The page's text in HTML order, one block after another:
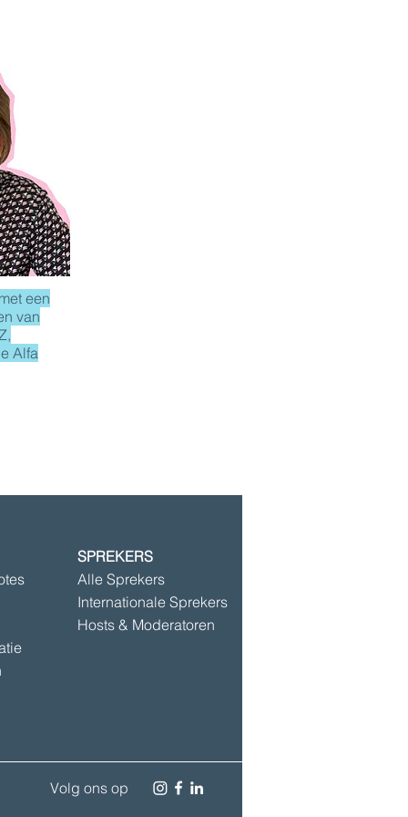
een
van
Alfa
©2025 door Speakersbase
SPREKERS
Alle Sprekers
Internationale Sprekers
Hosts & Moderatoren
Volg ons op